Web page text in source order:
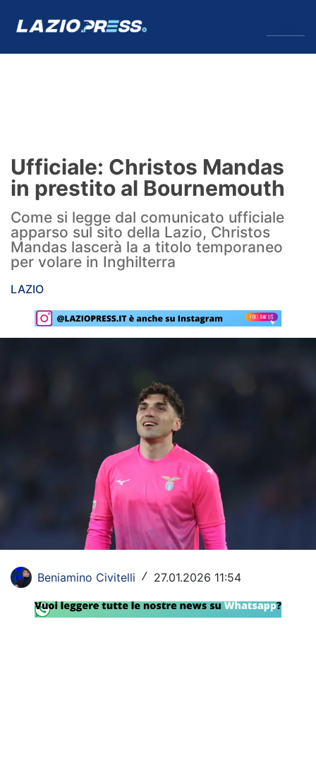
Formello
Infortuni
Primavera
Rassegna Lazio
Champions League
Europa League
Formula 1
Tennis
Vela
Ufficiale: Christos Mandas
in prestito al Bournemouth
Come si legge dal comunicato ufficiale
apparso sul sito della Lazio, Christos
Mandas lascerà la a titolo temporaneo
per volare in Inghilterra
LAZIO
Beniamino Civitelli / 27.01.2026 11:54